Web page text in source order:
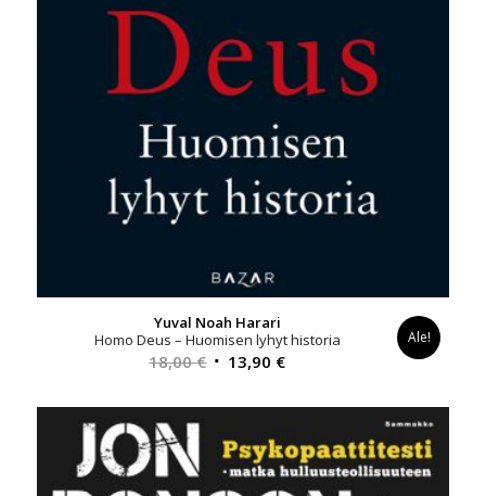
Yuval Noah Harari
Homo Deus – Huomisen lyhyt historia
18,00€ Alkuperäinen
oli:
18,00 €.
13,90 €Nykyinen
on:
13,90 €.
Ale!